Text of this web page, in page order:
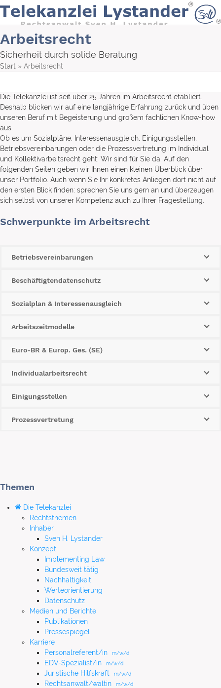
Skip
content
Arbeitsrecht
Sicherheit durch solide Beratung
Start » Arbeitsrecht
Die Telekanzlei ist seit über 25 Jahren im Arbeitsrecht etabliert.
Deshalb blicken wir auf eine langjährige Erfahrung zurück und üben
unseren Beruf mit Begeisterung und großem fachlichen Know-how
aus.
Ob es um Sozialpläne, Interessenausgleich, Einigungsstellen,
Betriebsvereinbarungen oder die Prozessvertretung im Individual
und Kollektivarbeitsrecht geht: Wir sind für Sie da. Auf den
folgenden Seiten geben wir Ihnen einen kleinen Überblick über
unser Portfolio. Auch wenn Sie Ihr konkretes Anliegen dort nicht auf
den ersten Blick finden: sprechen Sie uns gern an und überzeugen
sich selbst von unserer Kompetenz auch zu Ihrer Fragestellung.
Schwerpunkte im Arbeitsrecht
Betriebsvereinbarungen
Beschäftigtendatenschutz
Sozialplan & Interessenausgleich
Arbeitszeitmodelle
Euro-BR & Europ. Ges. (SE)
Individualarbeitsrecht
Einigungsstellen
Prozessvertretung
Themen
Die Telekanzlei
Rechtsthemen
Inhaber
Sven H. Lystander
Konzept
Implementing Law
Bundesweit tätig
Nachhaltigkeit
Werteorientierung
Datenschutz
Medien und Berichte
Publikationen
Pressespiegel
Karriere
Personalreferent/in
m/w/d
EDV-Spezialist/in m/w/d
Juristische Hilfskraft m/w/d
Rechtsanwalt/wältin m/w/d